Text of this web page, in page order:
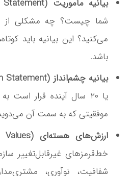
بیانیه مأموریت (Mission Statement):
شما چیست؟ چه مشکلی از
می‌کنید؟ این بیانیه باید
باشد.
بیانیه چشم‌انداز (Vision Statement):
یا ۲۰ سال آینده قرار
موفقیتی که به سمت آن
ارزش‌های هسته‌ای (Core Values):
خط‌قرمزهای غیرقابل‌تغییر
شفافیت، نوآوری،